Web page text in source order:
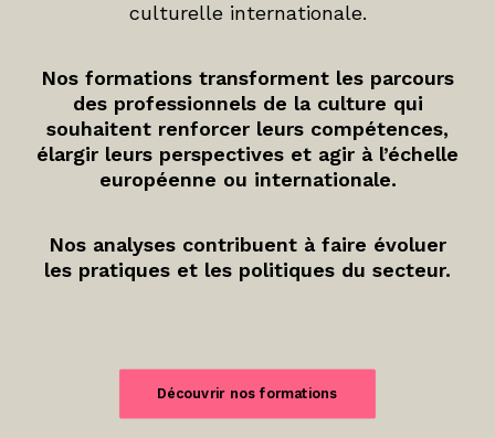
culturelle internationale.
Nos formations transforment les parcours
des professionnels de la culture qui
souhaitent renforcer leurs compétences,
élargir leurs perspectives et agir à l’échelle
européenne ou internationale.
Nos analyses contribuent à faire évoluer
les pratiques et les politiques du secteur.
Découvrir nos formations